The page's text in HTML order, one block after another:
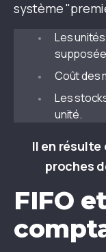
système
Les
Coût des
Les
unité.
Il en
proches
FIFO